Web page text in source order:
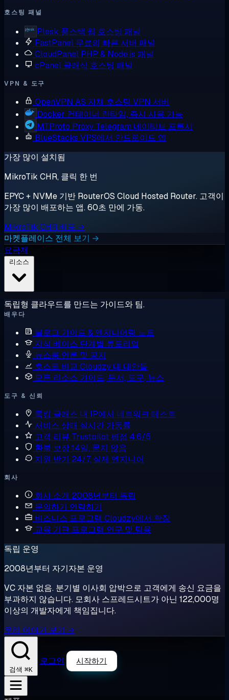
호스팅 패널
Plesk 풀스택 웹 호스팅 패널
FastPanel 무료의 빠른 서버 패널
CloudPanel PHP & Node.js 패널
cPanel 클래식 호스팅 패널
VPN & 도구
OpenVPN AS 자체 호스팅 VPN 서버
Docker 컨테이너 런타임, 즉시 사용 가능
MTProto Proxy Telegram 네이티브 프록시
BlueStacks VPS에서 안드로이드 앱
가장 많이 설치됨
MikroTik CHR, 클릭 한 번
EPYC + NVMe 기반 RouterOS Cloud Hosted Router. 고객이
가장 많이 배포하는 앱. 60초 만에 가동.
MikroTik CHR 배포 →
마켓플레이스 전체 보기 →
요금제
독립형 클라우드를 만드는 가이드와 팀.
배우다
블로그 가이드 & 엔지니어링 노트
지식 베이스 단계별 튜토리얼
뉴스룸 언론 및 공지
호스트 비교 Cloudzy 대 대안들
모든 리소스 가이드, 문서, 도구, 뉴스
도구 & 신뢰
룩킹 글래스 내 IP에서 네트워크 테스트
서비스 상태 실시간 가동률
고객 리뷰 Trustpilot 평점 4.6/5
환불 보장14일, 묻지 않음
지원 받기 24/7, 실제 엔지니어
회사
회사 소개 2008년부터 독립
문의하기 연락하기
비즈니스 프로그램 Cloudzy에서 확장
교육 기관 프로그램 연구 및 팀용
독립 운영
2008년부터 자기자본 운영
VC 자본 없음. 분기별 이사회 압박으로 고객에게 송신 요금을
부과하지 않습니다. 모회사 스프레드시트가 아닌 122,000명
이상의 개발자에게 책임집니다.
우리 이야기 보기 →
검색 ⌘K
로그인 시작하기